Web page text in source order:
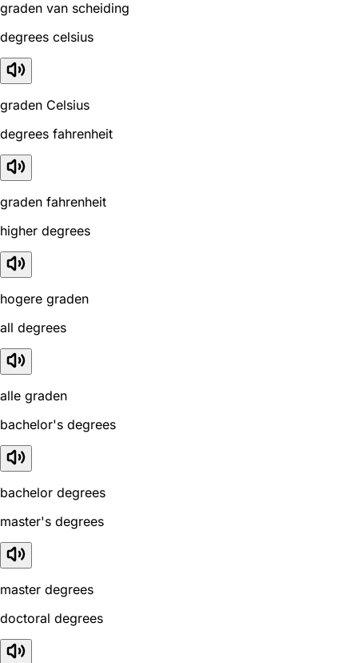
graden van scheiding
degrees celsius
graden Celsius
degrees fahrenheit
graden fahrenheit
higher degrees
hogere graden
all degrees
alle graden
bachelor's degrees
bachelor degrees
master's degrees
master degrees
doctoral degrees